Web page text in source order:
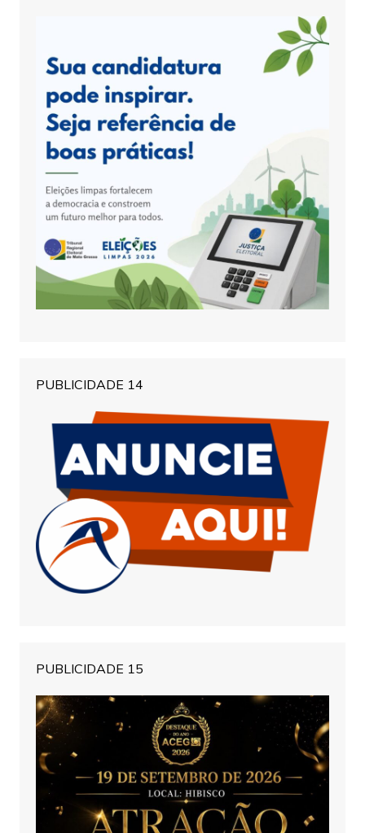
PUBLICIDADE 14
PUBLICIDADE 15